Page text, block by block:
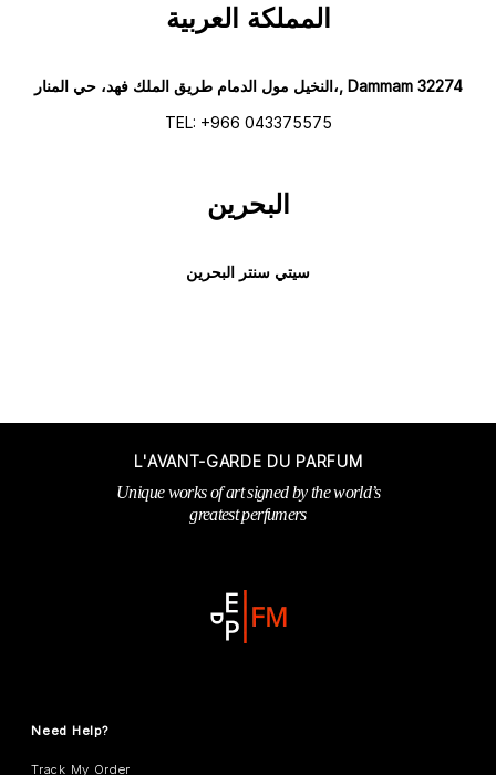
المملكة العربية
النخيل مول الدمام طريق الملك فهد، حي المنار،, Dammam 32274
TEL: +966 043375575
البحرين
سيتي سنتر البحرين
L'AVANT-GARDE DU PARFUM
Unique works of art signed by the world’s
greatest perfumers
Need Help?
Track My Order